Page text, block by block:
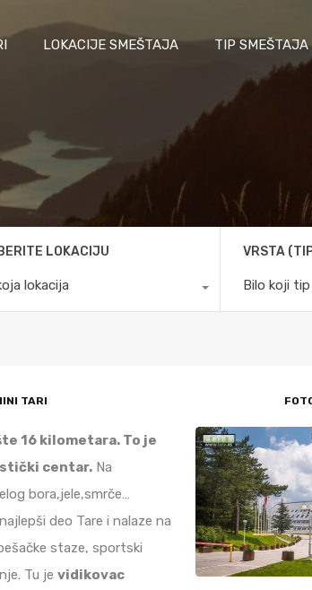
LOKACIJE SMEŠTAJA TIP SMEŠTAJA
LOKACIJU
lokacija
VRSTA
Bilo koji
TARI
16 kilometara. To je
centar. Na
bora,jele,smrče…
deo Tare i nalaze na
staze, sportski
Tu je vidikovac